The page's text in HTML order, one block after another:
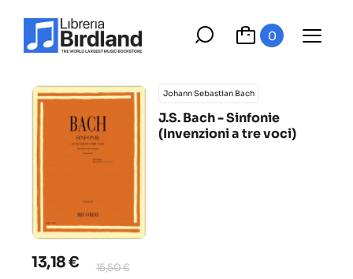
0
Johann Sebastian Bach
J.S. Bach - Sinfonie
(Invenzioni a tre voci)
13,18 € 15,50 €